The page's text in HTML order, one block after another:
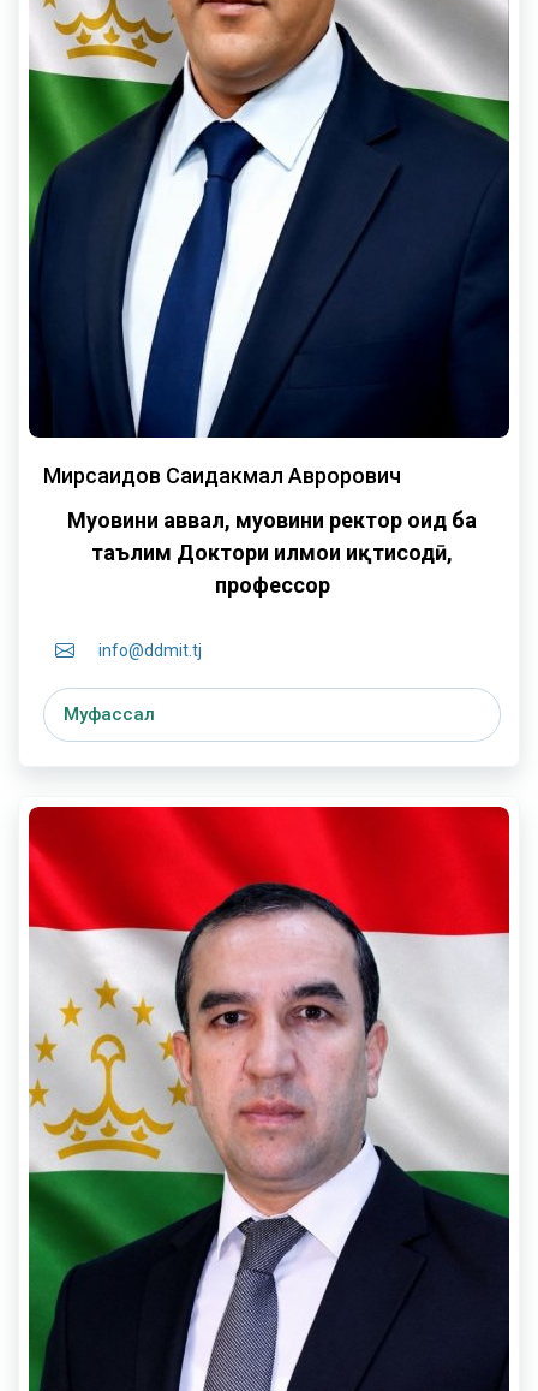
Мирсаидов Саидакмал Аврорович
Муовини аввал, муовини ректор оид ба
таълим Доктори илмҳои иқтисодӣ,
профессор
info@ddmit.tj
Муфассал